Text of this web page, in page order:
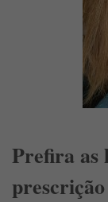
Prefira as